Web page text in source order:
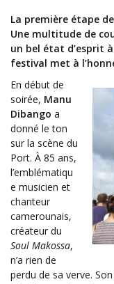
La première étape
Une multitude de
un bel état d’esprit
festival met à
En début de
soirée, Manu
Dibango a
donné le ton
sur la scène du
Port. À 85 ans,
l’emblématiqu
e musicien et
chanteur
camerounais,
créateur du
Soul Makossa,
n’a rien de
perdu de sa verve.